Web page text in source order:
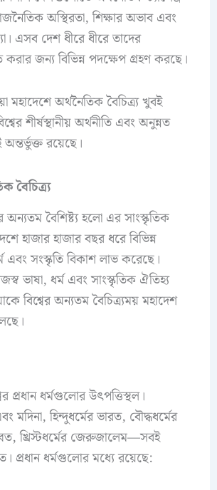
অস্থিরতা, শিক্ষার অভাব এবং
এসব দেশ ধীরে ধীরে তাদের
করার জন্য বিভিন্ন পদক্ষেপ গ্রহণ করছে।
মহাদেশে অর্থনৈতিক বৈচিত্র্য খুবই
শীর্ষস্থানীয় অর্থনীতি এবং অনুন্নত
রয়েছে।
বৈচিত্র্য
অন্যতম বৈশিষ্ট্য হলো এর সাংস্কৃতিক
হাজার হাজার বছর ধরে বিভিন্ন
এবং সংস্কৃতি বিকাশ লাভ করেছে।
ভাষা, ধর্ম এবং সাংস্কৃতিক ঐতিহ্য
বিশ্বের অন্যতম বৈচিত্র্যময় মহাদেশ
প্রধান ধর্মগুলোর উৎপত্তিস্থল।
মদিনা, হিন্দুধর্মের ভারত, বৌদ্ধধর্মের
খ্রিস্টধর্মের জেরুজালেম—সবই
প্রধান ধর্মগুলোর মধ্যে রয়েছে: